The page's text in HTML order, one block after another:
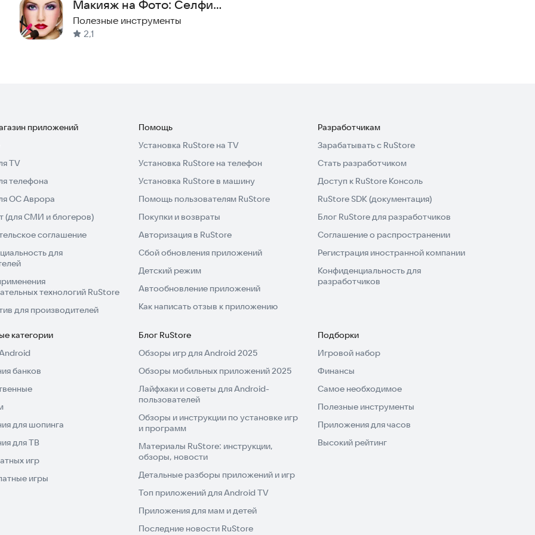
Редактор позволяет работать с природными
форм. В редакторе есть квадрат,
можно оформлять как обычный или
цвета фигур, градиенты и фоны.
с разнообразными фильтрами;
освоить графический редактор. Photo Editor —
фотографий, стикеров, фонов, текстов с
снимок в произведение искусства.
навсегда. Приложение точно
своих фото и фонов в Photo Lab-Photo Editor
Макияж на Фото: Селфи
Редактор
Полезные инструменты
2,1
приложений
TV
телефона
ОС Аврора
(для СМИ и блогеров)
соглашение
для
технологий RuStore
для производителей
Помощь
Установка RuStore на TV
Установка RuStore на телефон
Установка RuStore в машину
Помощь пользователям RuStore
Покупки и возвраты
Авторизация в RuStore
Сбой обновления приложений
Детский режим
Автообновление приложений
Как написать отзыв к приложению
Разработчикам
Зарабатывать с RuStore
Стать разработчиком
Доступ к RuStore Консоль
RuStore SDK (документация)
Блог RuStore для разработчиков
Соглашение о распространении
Регистрация иностранной компании
Конфиденциальность для
разработчиков
категории
банков
для шопинга
для ТВ
игр
игры
Блог RuStore
Обзоры игр для Android 2025
Обзоры мобильных приложений 2025
Лайфхаки и советы для Android-
пользователей
Обзоры и инструкции по установке игр
и программ
Материалы RuStore: инструкции,
обзоры, новости
Детальные разборы приложений и игр
Топ приложений для Android TV
Приложения для мам и детей
Последние новости RuStore
Подборки
Игровой набор
Финансы
Самое необходимое
Полезные инструменты
Приложения для часов
Высокий рейтинг